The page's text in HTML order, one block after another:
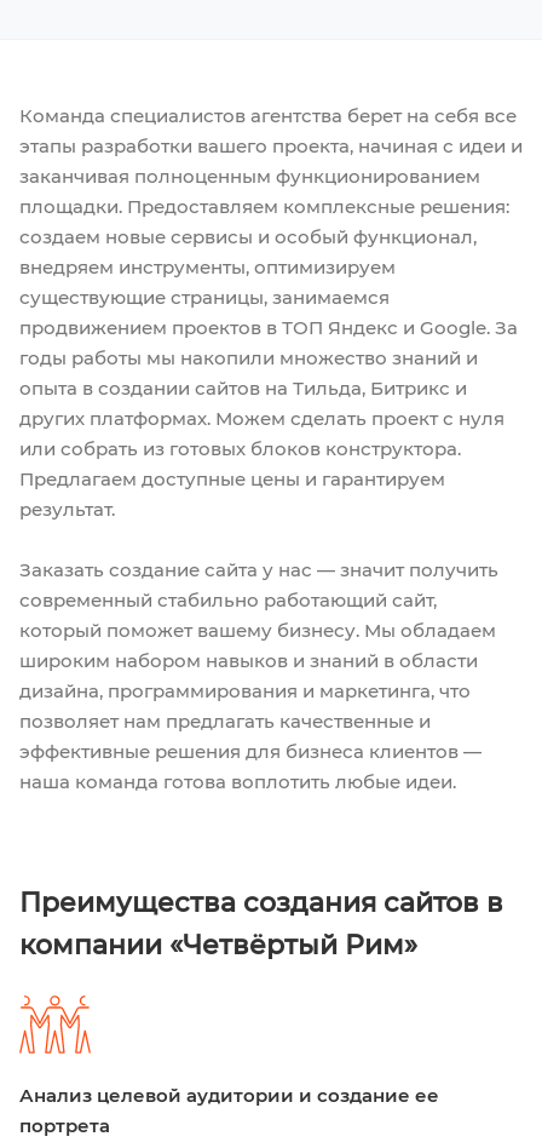
Команда специалистов агентства берет на себя все
этапы разработки вашего проекта, начиная с идеи и
заканчивая полноценным функционированием
площадки. Предоставляем комплексные решения:
создаем новые сервисы и особый функционал,
внедряем инструменты, оптимизируем
существующие страницы, занимаемся
продвижением проектов в ТОП Яндекс и Google. За
годы работы мы накопили множество знаний и
опыта в создании сайтов на Тильда, Битрикс и
других платформах. Можем сделать проект с нуля
или собрать из готовых блоков конструктора.
Предлагаем доступные цены и гарантируем
результат.
Заказать создание сайта у нас — значит получить
современный стабильно работающий сайт,
который поможет вашему бизнесу. Мы обладаем
широким набором навыков и знаний в области
дизайна, программирования и маркетинга, что
позволяет нам предлагать качественные и
эффективные решения для бизнеса клиентов —
наша команда готова воплотить любые идеи.
Преимущества создания сайтов в
компании «Четвёртый Рим»
Анализ целевой аудитории и создание ее
портрета